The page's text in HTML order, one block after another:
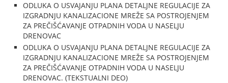
ODLUKA O USVAJANJU PLANA DETALJNE REGULACIJE ZA
IZGRADNJU KANALIZACIONE MREŽE SA POSTROJENJEM
ZA PREČIŠĆAVANJE OTPADNIH VODA U NASELJU
DRENOVAC
ODLUKA O USVAJANJU PLANA DETALJNE REGULACIJE ZA
IZGRADNJU KANALIZACIONE MREŽE SA POSTROJENJEM
ZA PREČIŠĆAVANJE OTPADNIH VODA U NASELJU
DRENOVAC. (TEKSTUALNI DEO)